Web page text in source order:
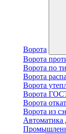
Ворота
Ворота
Ворота по
Ворота
Ворота
Ворота
Ворота
Ворота из
Автоматика